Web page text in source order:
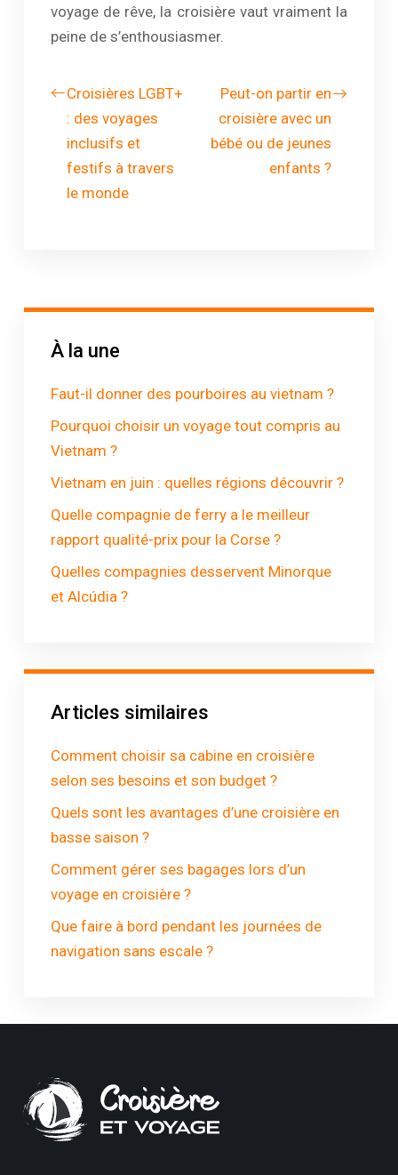
voyage de rêve, la croisière vaut vraiment la
peine de s’enthousiasmer.
Croisières LGBT+
: des voyages
inclusifs et
festifs à travers
le monde
Peut-on partir en
croisière avec un
bébé ou de jeunes
enfants ?
À la une
Faut-il donner des pourboires au vietnam ?
Pourquoi choisir un voyage tout compris au
Vietnam ?
Vietnam en juin : quelles régions découvrir ?
Quelle compagnie de ferry a le meilleur
rapport qualité-prix pour la Corse ?
Quelles compagnies desservent Minorque
et Alcúdia ?
Articles similaires
Comment choisir sa cabine en croisière
selon ses besoins et son budget ?
Quels sont les avantages d’une croisière en
basse saison ?
Comment gérer ses bagages lors d’un
voyage en croisière ?
Que faire à bord pendant les journées de
navigation sans escale ?